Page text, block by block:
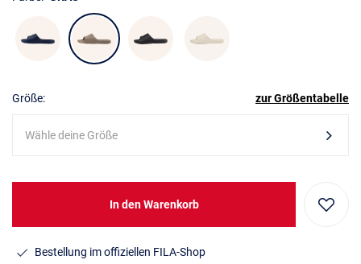
Größe: zur Größentabelle
Wähle deine Größe
In den Warenkorb
Bestellung im offiziellen FILA-Shop